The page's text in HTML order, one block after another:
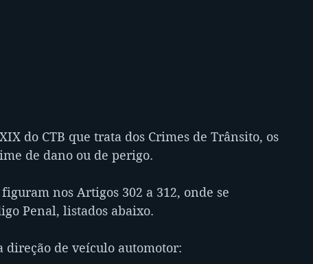
do CTB que trata dos Crimes de Trânsito, os
de dano ou de perigo.
nos Artigos 302 a 312, onde se
Penal, listados abaixo.
direção de veículo automotor: